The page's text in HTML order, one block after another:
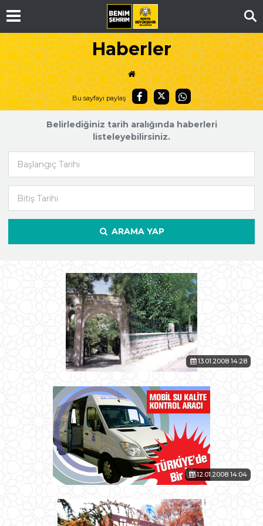
Haberler
Bu sayfayı paylaş
Belirlediğiniz tarih aralığında haberleri
listeleyebilirsiniz.
ARAMA YAP
13.01.2008 14:28
12.01.2008 14:04